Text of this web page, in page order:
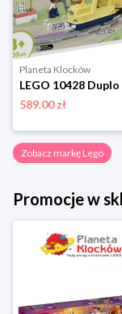
Planeta Klocków
589.00 zł
Zobacz markę Lego
Promocje w